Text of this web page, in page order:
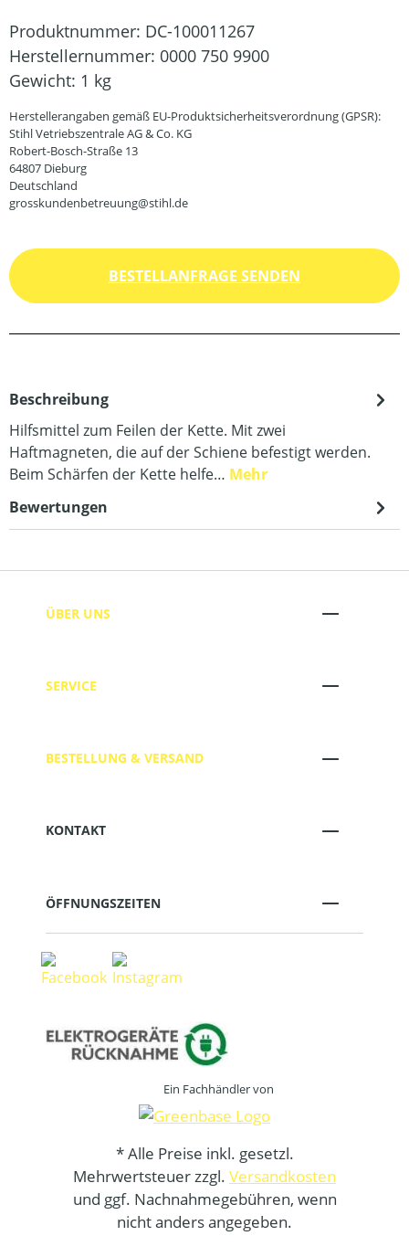
Produktnummer: DC-100011267
Herstellernummer: 0000 750 9900
Gewicht: 1 kg
Herstellerangaben gemäß EU-Produktsicherheitsverordnung (GPSR):
Stihl Vetriebszentrale AG & Co. KG
Robert-Bosch-Straße 13
64807 Dieburg
Deutschland
grosskundenbetreuung@stihl.de
BESTELLANFRAGE SENDEN
Beschreibung
Hilfsmittel zum Feilen der Kette. Mit zwei
Haftmagneten, die auf der Schiene befestigt werden.
Beim Schärfen der Kette helfe… Mehr
Bewertungen
ÜBER UNS
SERVICE
BESTELLUNG & VERSAND
KONTAKT
ÖFFNUNGSZEITEN
Ein Fachhändler von
* Alle Preise inkl. gesetzl.
Mehrwertsteuer zzgl. Versandkosten
und ggf. Nachnahmegebühren, wenn
nicht anders angegeben.